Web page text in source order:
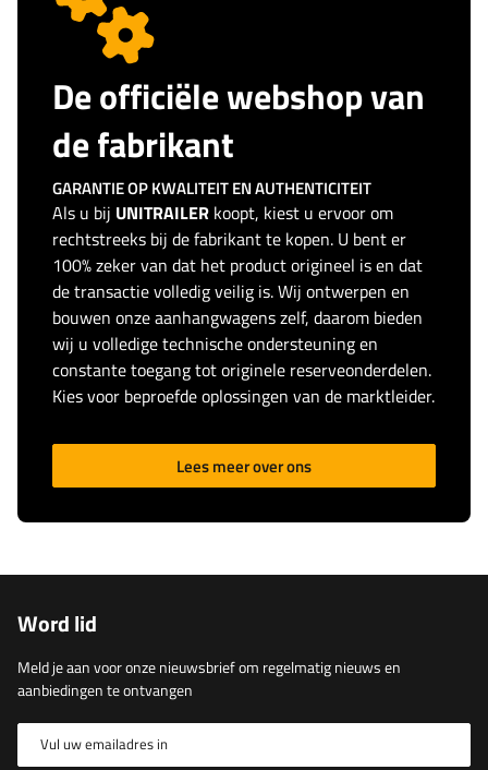
De officiële webshop van
de fabrikant
GARANTIE OP KWALITEIT EN AUTHENTICITEIT
Als u bij UNITRAILER koopt, kiest u ervoor om
rechtstreeks bij de fabrikant te kopen. U bent er
100% zeker van dat het product origineel is en dat
de transactie volledig veilig is. Wij ontwerpen en
bouwen onze aanhangwagens zelf, daarom bieden
wij u volledige technische ondersteuning en
constante toegang tot originele reserveonderdelen.
Kies voor beproefde oplossingen van de marktleider.
Lees meer over ons
Word lid
Meld je aan voor onze nieuwsbrief om regelmatig nieuws en
aanbiedingen te ontvangen
Vul uw emailadres in